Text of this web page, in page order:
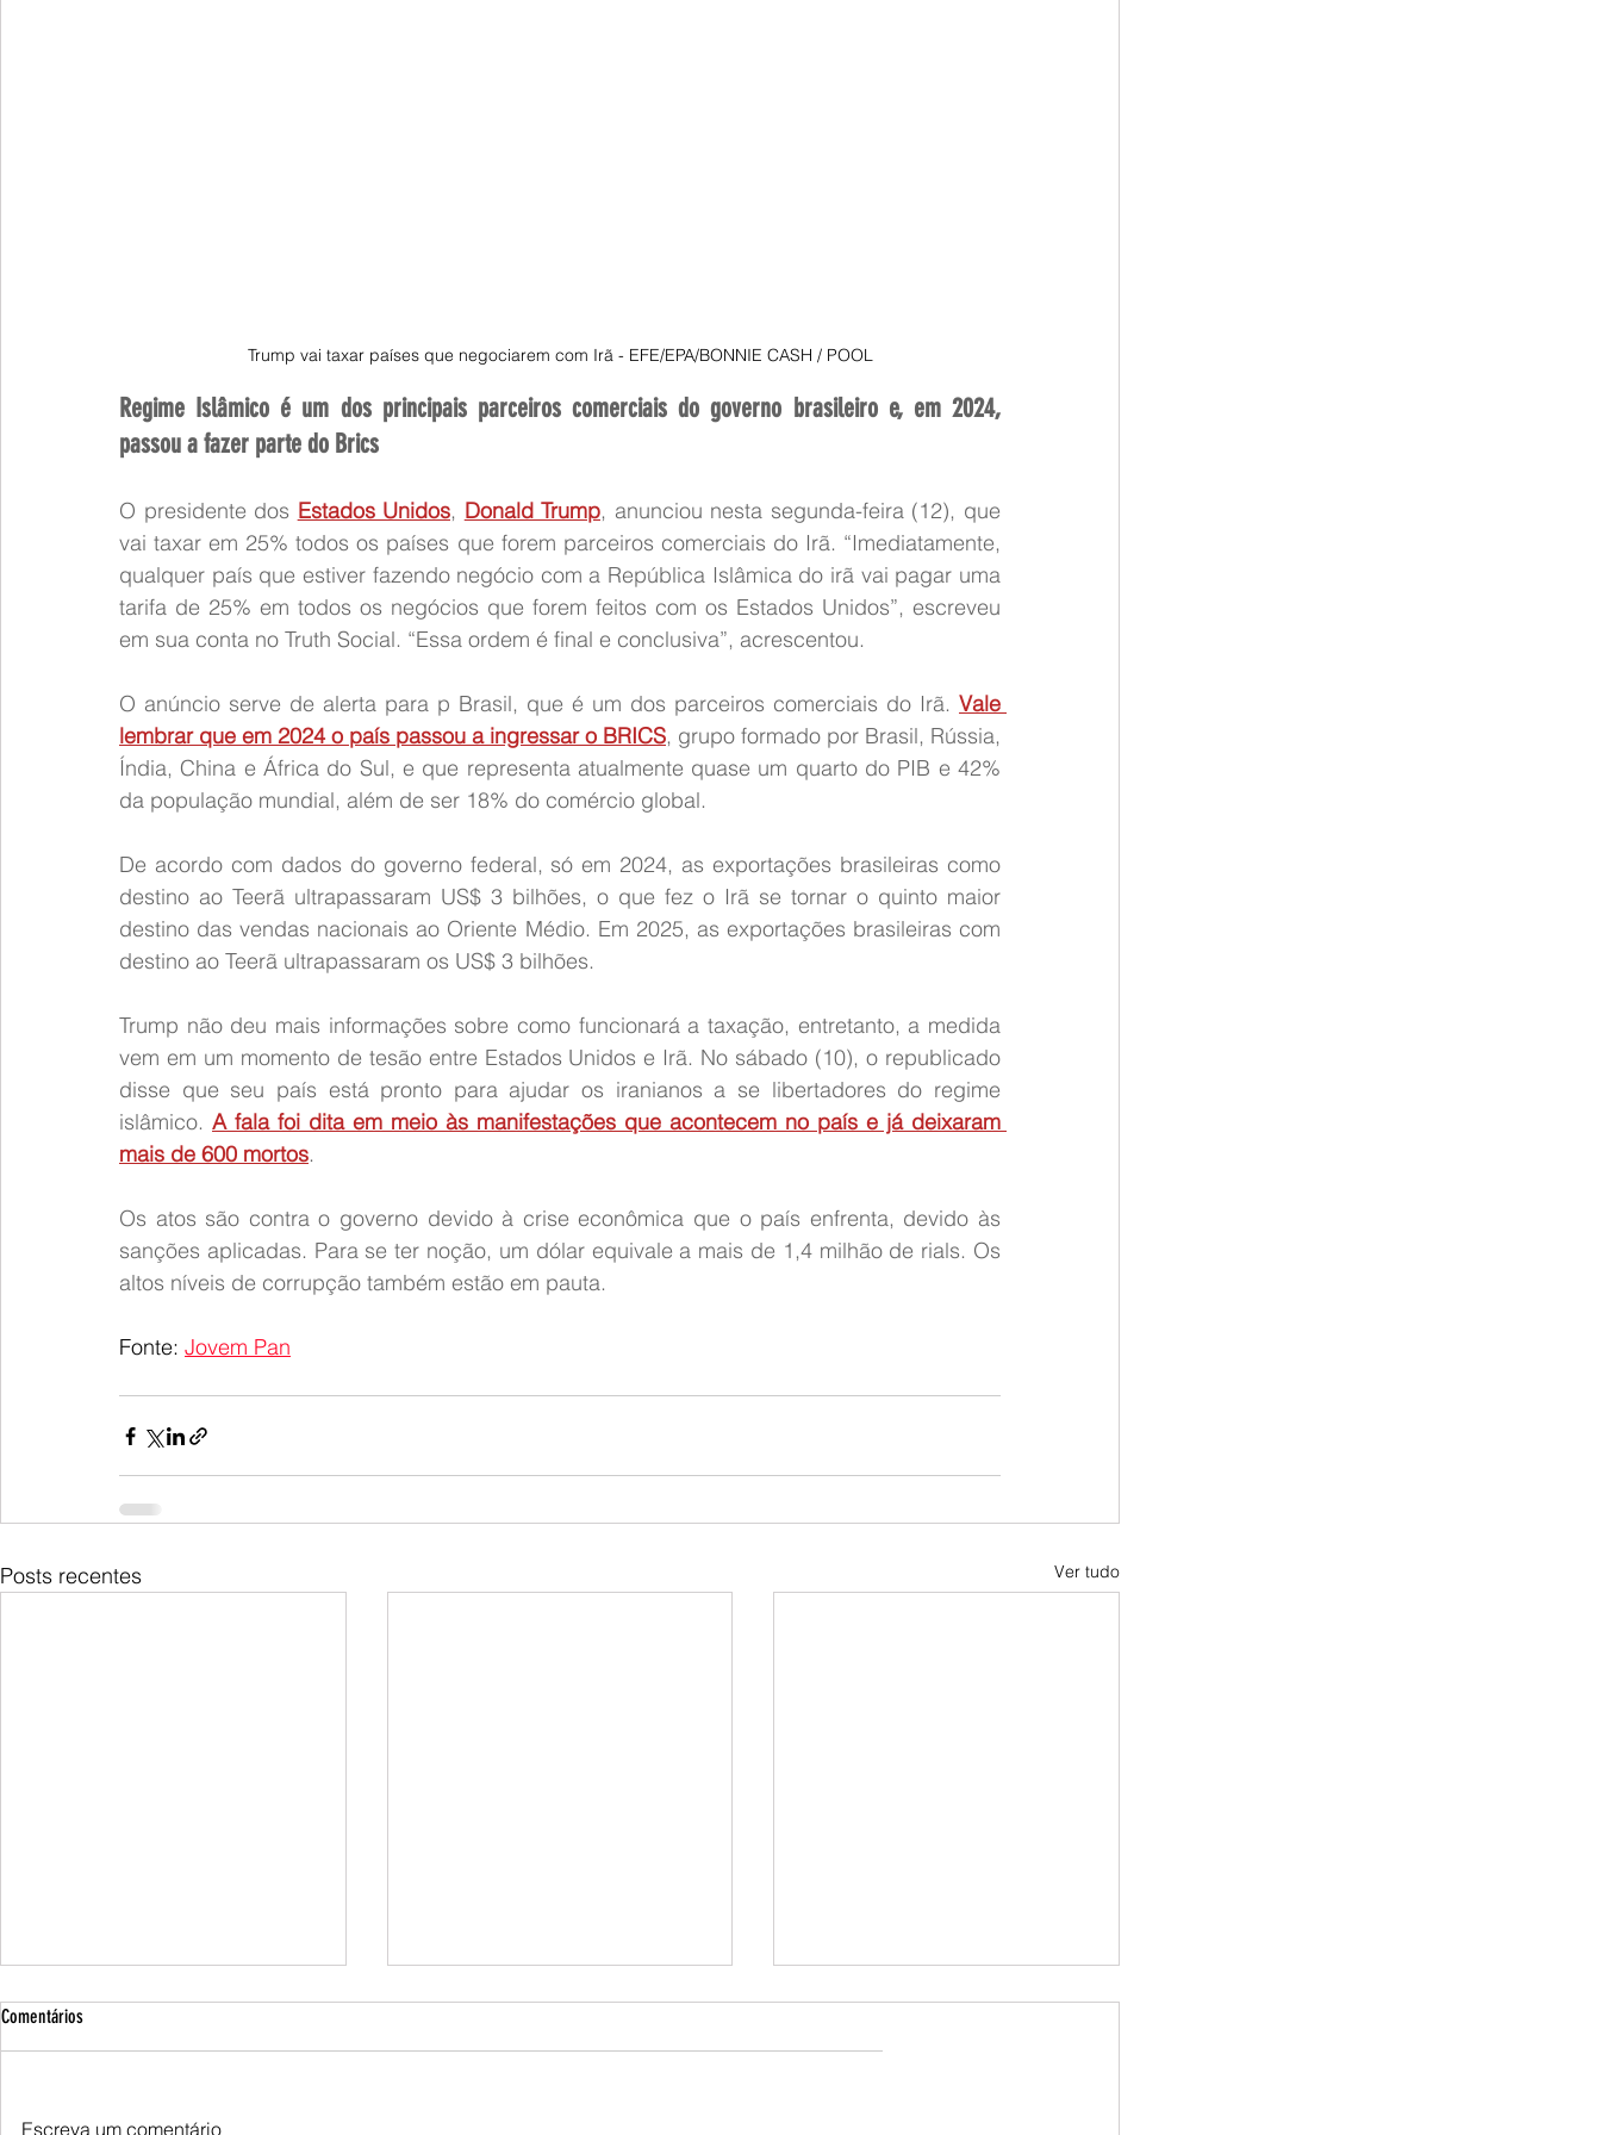
Trump vai taxar países que negociarem com Irã - EFE/EPA/BONNIE CASH / POOL
Regime Islâmico é um dos principais parceiros comerciais do governo brasileiro e, em 2024,
passou a fazer parte do Brics
O presidente dos Estados Unidos, Donald Trump, anunciou nesta segunda-feira (12), que
vai taxar em 25% todos os países que forem parceiros comerciais do Irã. “Imediatamente,
qualquer país que estiver fazendo negócio com a República Islâmica do irã vai pagar uma
tarifa de 25% em todos os negócios que forem feitos com os Estados Unidos”, escreveu
em sua conta no Truth Social. “Essa ordem é final e conclusiva”, acrescentou.
O anúncio serve de alerta para p Brasil, que é um dos parceiros comerciais do Irã. Vale
lembrar que em 2024 o país passou a ingressar o BRICS, grupo formado por Brasil, Rússia,
Índia, China e África do Sul, e que representa atualmente quase um quarto do PIB e 42%
da população mundial, além de ser 18% do comércio global.
De acordo com dados do governo federal, só em 2024, as exportações brasileiras como
destino ao Teerã ultrapassaram US$ 3 bilhões, o que fez o Irã se tornar o quinto maior
destino das vendas nacionais ao Oriente Médio. Em 2025, as exportações brasileiras com
destino ao Teerã ultrapassaram os US$ 3 bilhões.
Trump não deu mais informações sobre como funcionará a taxação, entretanto, a medida
vem em um momento de tesão entre Estados Unidos e Irã. No sábado (10), o republicado
disse que seu país está pronto para ajudar os iranianos a se libertadores do regime
islâmico. A fala foi dita em meio às manifestações que acontecem no país e já deixaram
mais de 600 mortos.
Os atos são contra o governo devido à crise econômica que o país enfrenta, devido às
sanções aplicadas. Para se ter noção, um dólar equivale a mais de 1,4 milhão de rials. Os
altos níveis de corrupção também estão em pauta.
Fonte: Jovem Pan
Posts recentes Ver tudo
Comentários
Escreva um comentário